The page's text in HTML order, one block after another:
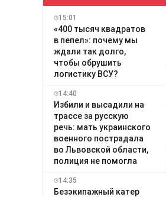
15:01
«400 тысяч квадратов
в пепел»: почему мы
ждали так долго,
чтобы обрушить
логистику ВСУ?
14:40
Избили и высадили на
трассе за русскую
речь: мать украинского
военного пострадала
во Львовской области,
полиция не помогла
14:35
Безэкипажный катер